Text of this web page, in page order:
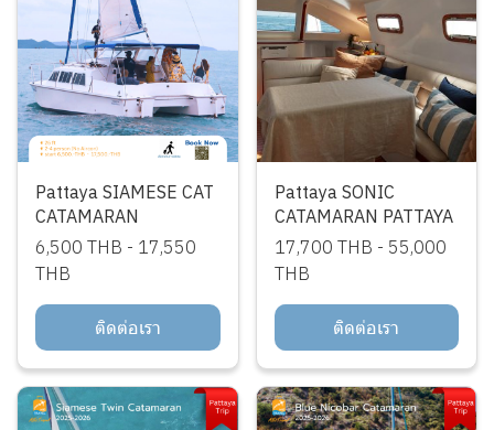
Pattaya SIAMESE CAT
CATAMARAN
6,500 THB - 17,550
THB
ติดต่อเรา
Pattaya SONIC
CATAMARAN PATTAYA
17,700 THB - 55,000
THB
ติดต่อเรา